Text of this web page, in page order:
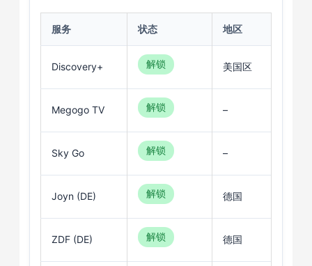
服务 状态 地区
Discovery+ 解锁 美国区
Megogo TV 解锁 –
Sky Go 解锁 –
Joyn (DE) 解锁 德国
ZDF (DE) 解锁 德国